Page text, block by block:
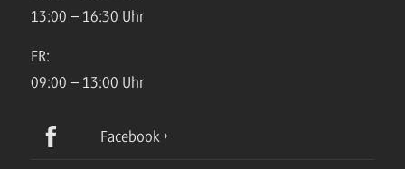
13:00 – 16:30 Uhr
FR:
09:00 – 13:00 Uhr
Facebook